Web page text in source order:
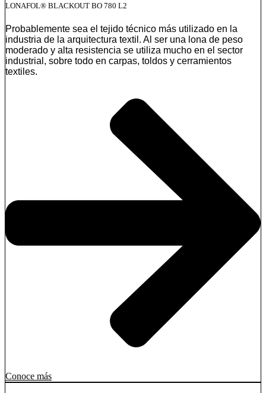
LONAFOL® BLACKOUT BO 780 L2
Probablemente sea el tejido técnico más utilizado en la
industria de la arquitectura textil. Al ser una lona de peso
moderado y alta resistencia se utiliza mucho en el sector
industrial, sobre todo en carpas, toldos y cerramientos
textiles.
Conoce más